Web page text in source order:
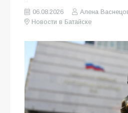
06.08.2026
Алена
Новости в Батайске